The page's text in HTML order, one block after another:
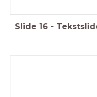
Slide 16 -